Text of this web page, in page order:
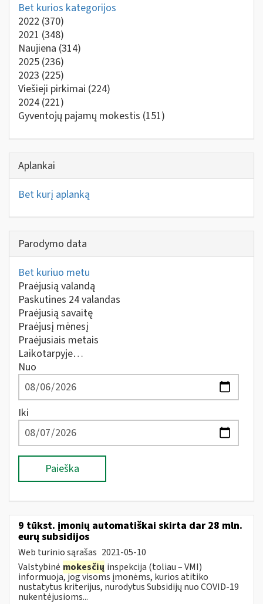
Bet kurios kategorijos
2022 (370)
2021 (348)
Naujiena (314)
2025 (236)
2023 (225)
Viešieji pirkimai (224)
2024 (221)
Gyventojų pajamų mokestis (151)
Aplankai
Bet kurį aplanką
Parodymo data
Bet kuriuo metu
Praėjusią valandą
Paskutines 24 valandas
Praėjusią savaitę
Praėjusį mėnesį
Praėjusiais metais
Laikotarpyje…
Nuo
Iki
Paieška
9 tūkst. įmonių automatiškai skirta dar 28 mln.
eurų subsidijos
Web turinio sąrašas 2021-05-10
Valstybinė mokesčių inspekcija (toliau – VMI)
informuoja, jog visoms įmonėms, kurios atitiko
nustatytus kriterijus, nurodytus Subsidijų nuo COVID-19
nukentėjusioms...